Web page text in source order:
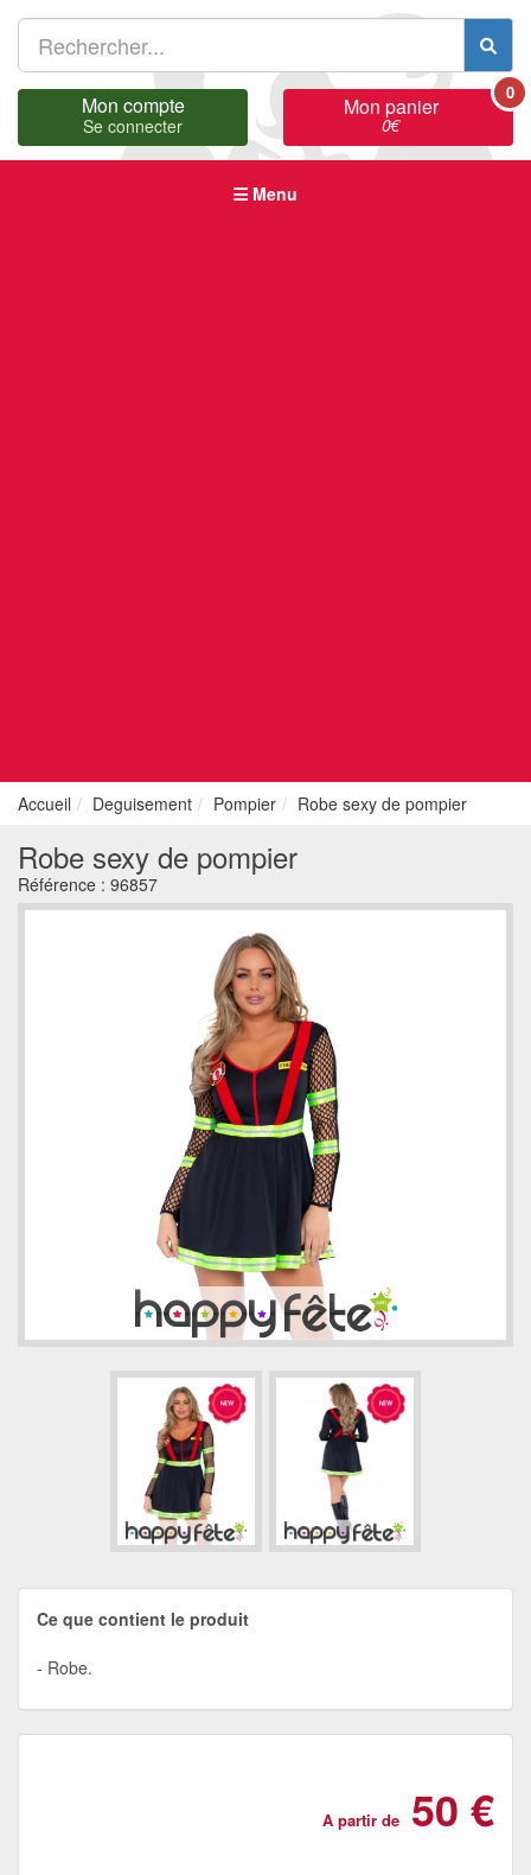
Mon compte
Se connecter
Mon panier
0€
0
Menu
Accueil Deguisement Pompier Robe sexy de pompier
Robe sexy de pompier
Référence : 96857
Ce que contient le produit
Robe.
A partir de 50 €